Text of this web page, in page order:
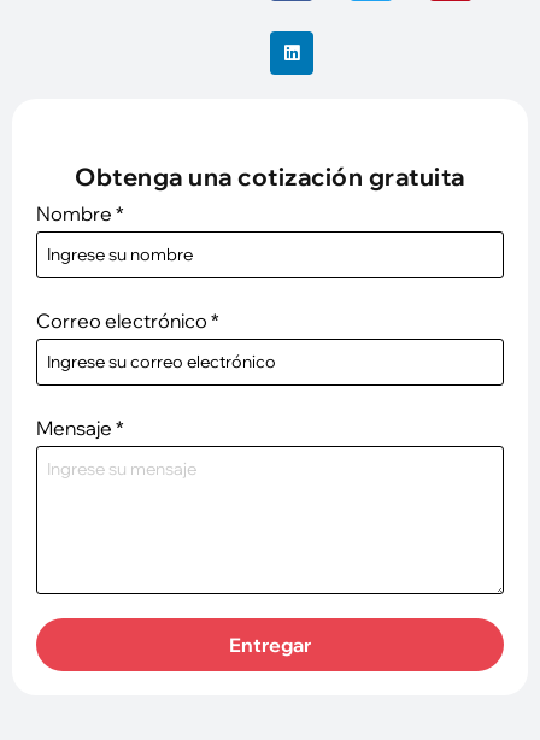
Obtenga una cotización gratuita
Nombre *
Correo electrónico *
Mensaje *
Entregar